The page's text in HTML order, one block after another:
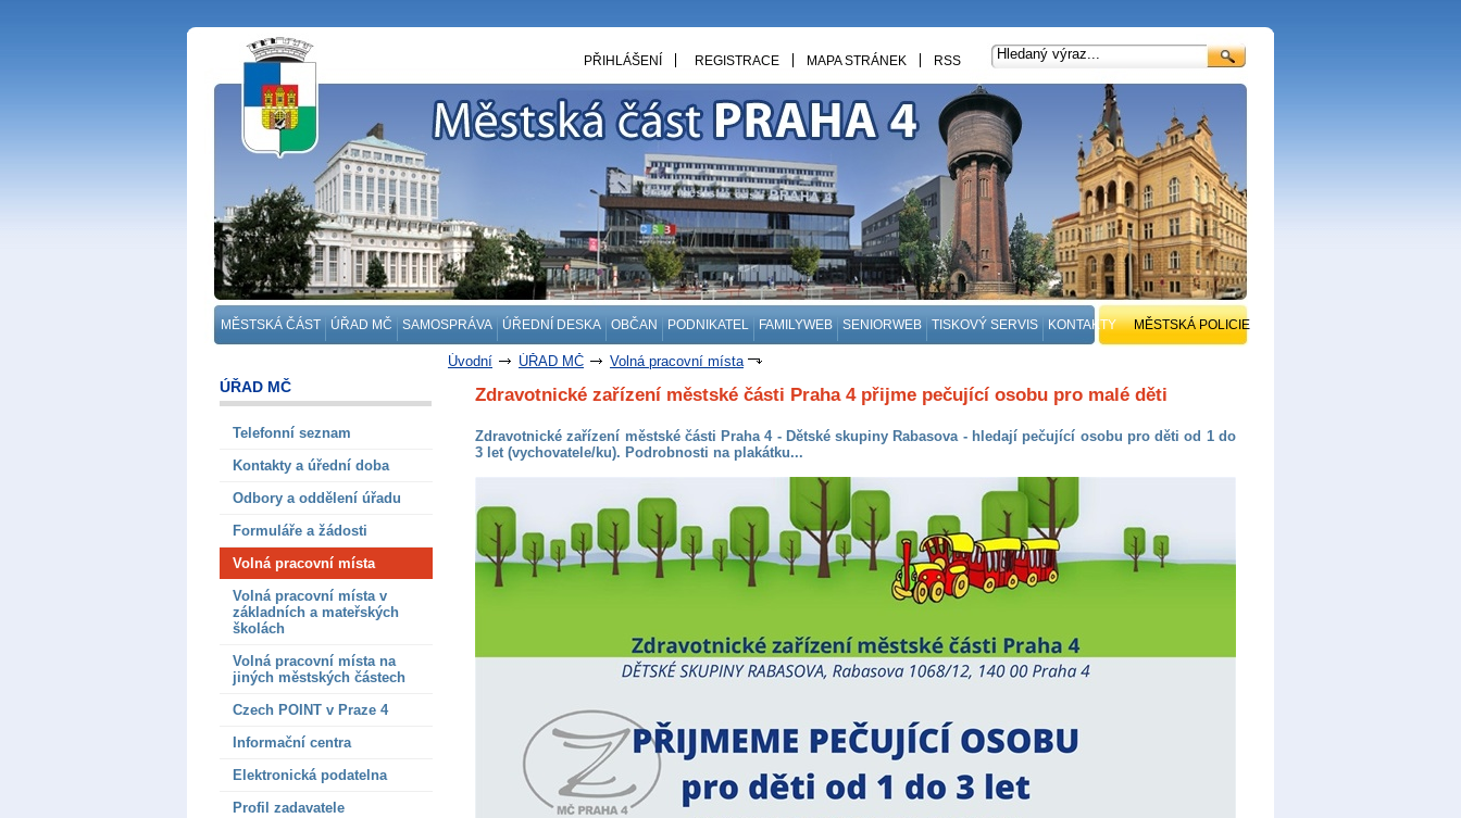
MĚSTSKÁ ČÁST ÚŘAD MČ SAMOSPRÁVA ÚŘEDNÍ DESKA OBČAN PODNIKATEL FAMILYWEB SENIORWEB TISKOVÝ SERVIS KONTAKTY MĚSTSKÁ POLICIE
PŘIHLÁŠENÍ REGISTRACE MAPA STRÁNEK RSS
Úvodní ÚŘAD MČ Volná pracovní místa
ÚŘAD MČ
Telefonní seznam
Kontakty a úřední doba
Odbory a oddělení úřadu
Formuláře a žádosti
Volná pracovní místa
Volná pracovní místa v
základních a mateřských
školách
Volná pracovní místa na
jiných městských částech
Czech POINT v Praze 4
Informační centra
Elektronická podatelna
Profil zadavatele
Zdravotnické zařízení městské části Praha 4 přijme pečující osobu pro malé děti
Zdravotnické zařízení městské části Praha 4 - Dětské skupiny Rabasova - hledají pečující osobu pro děti od 1 do
3 let (vychovatele/ku). Podrobnosti na plakátku...